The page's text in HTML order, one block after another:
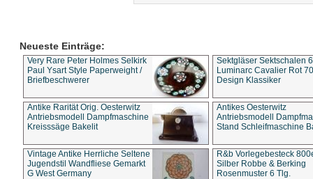
Neueste Einträge:
Very Rare Peter Holmes Selkirk
Paul Ysart Style Paperweight /
Briefbeschwerer
Sektgläser Sektschalen
Luminarc Cavalier Rot
Design Klassiker
Antike Rarität Orig. Oesterwitz
Antriebsmodell Dampfmaschine
Kreisssäge Bakelit
Antikes Oesterwitz
Antriebsmodell
Stand Schleifmaschine
Vintage Antike Herrliche Seltene
Jugendstil Wandfliese Gemarkt
G West Germany
R&b Vorlegebesteck
Silber Robbe & Berking
Rosenmuster 6 Tlg.